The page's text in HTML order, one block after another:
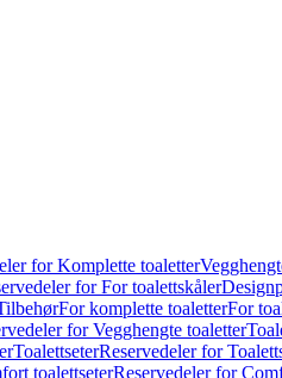
for Komplette toaletter
for For toalettskåler
For komplette toaletterFor
for Vegghengte toaletter
ToalettseterReservedeler for
toalettseterReservedeler for